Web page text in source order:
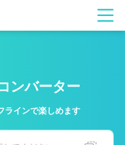
ンバーター
ラインで楽しめます